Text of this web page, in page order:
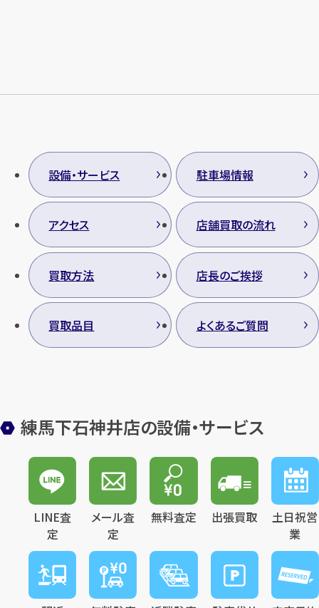
設備・サービス 駐車場情報
アクセス 店舗買取の流れ
買取方法 店長のご挨拶
買取品目 よくあるご質問
練馬下石神井店の設備・サービス
LINE査
定
メール査
定
無料査定 出張買取
土日祝営
業